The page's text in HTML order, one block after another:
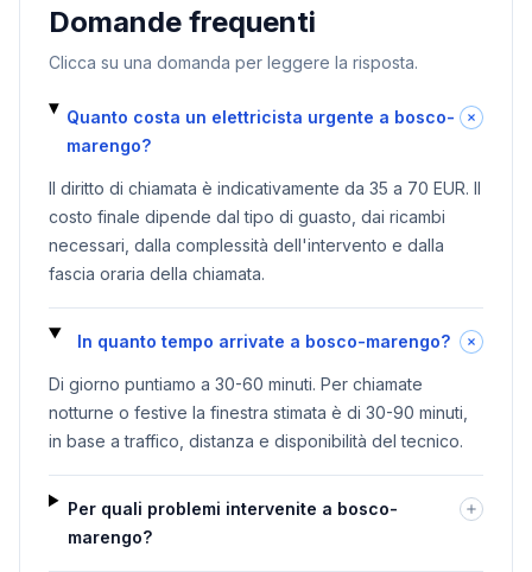
Domande frequenti
Clicca su una domanda per leggere la risposta.
Quanto costa un elettricista urgente a bosco-
marengo?
Il diritto di chiamata è indicativamente da 35 a 70 EUR. Il
costo finale dipende dal tipo di guasto, dai ricambi
necessari, dalla complessità dell'intervento e dalla
fascia oraria della chiamata.
In quanto tempo arrivate a bosco-marengo?
Di giorno puntiamo a 30-60 minuti. Per chiamate
notturne o festive la finestra stimata è di 30-90 minuti,
in base a traffico, distanza e disponibilità del tecnico.
Per quali problemi intervenite a bosco-
marengo?